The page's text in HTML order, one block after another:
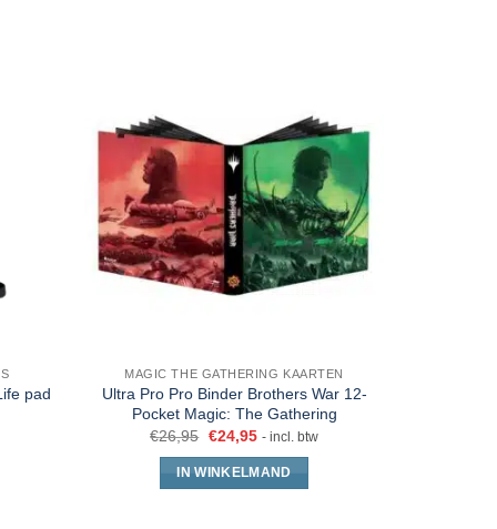
pad
MAGIC THE GATHERING KAARTEN
Ultra Pro Pro Binder Brothers War 12-
Pocket Magic: The Gathering
€26,95 €24,95 - incl. btw
IN WINKELMAND